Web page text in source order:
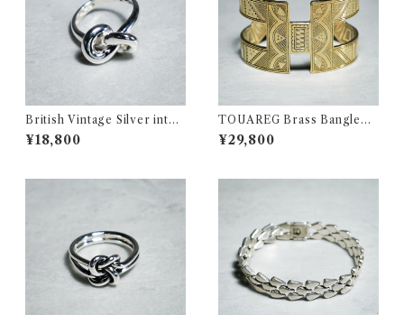
British Vintage Silver interl
ock Ring イギリス ヴィンテ
ージ シルバー インターロック
¥18,800
TOUAREG Brass Bangleト
ゥアレグ ブラス バングル 真鍮
154
¥29,800